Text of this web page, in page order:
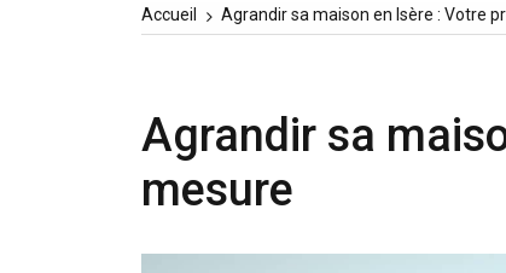
Accueil Agrandir sa maison en Isère : Votre
Agrandir sa
mesure